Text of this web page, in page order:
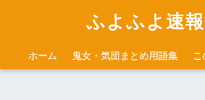
ふよふよ速報
ホーム 鬼女・気団まとめ用語集 こ